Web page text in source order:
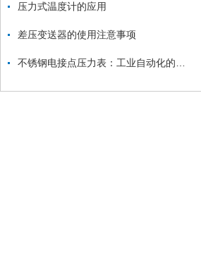
压力式温度计的应用
差压变送器的使用注意事项